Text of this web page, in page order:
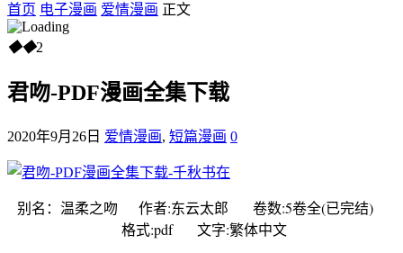
首页 电子漫画 爱情漫画 正文
◆◆2
君吻-PDF漫画全集下载
2020年9月26日 爱情漫画, 短篇漫画 0
别名：温柔之吻 作者:东云太郎 卷数:5卷全(已完结)
格式:pdf 文字:繁体中文